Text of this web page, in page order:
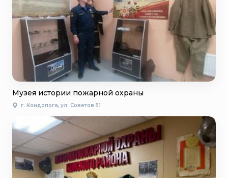
Музея истории пожарной охраны
г. Кондопога, ул. Советов 51